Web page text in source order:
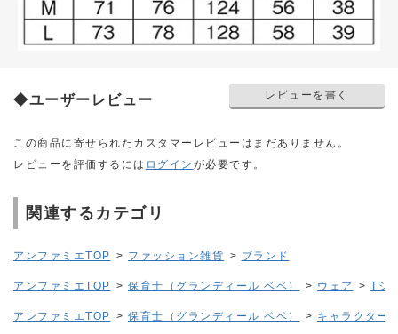
◆ユーザーレビュー レビューを書く
この商品に寄せられたカスタマーレビューはまだありません。
レビューを評価するには ログイン が必要です。
関連するカテゴリ
アンファミエTOP > ファッション雑貨 > ブランド
アンファミエTOP > 保育士（グランディール ベベ） > ウェア > Tシ
アンファミエTOP > 保育士（グランディール ベベ） > キャラクター